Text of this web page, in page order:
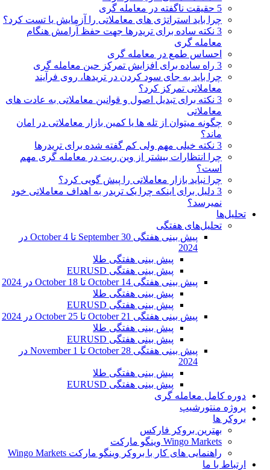
5 حقیقت ناگفته در معامله گری
چرا باید استراتژی های معاملاتی را آزمایش یا تست کرد؟
3 نکته ساده برای تریدرها جهت حفظ آرامش هنگام
معامله گری
احساس طمع در معامله گری
3 راه ساده برای افزایش تمرکز حین معامله گری
چرا باید به جای سود کردن در تریدها، روی فرآیند
معاملاتی تمرکز کرد؟
3 نکته برای تبدیل اصول و قوانین معاملاتی به عادت های
معاملاتی
چگونه میتوان از تله ها یا کمین بازار معاملاتی در امان
ماند؟
3 نکته خیلی مهم ولی کم گفته شده برای تریدرها
چرا انتظارات بیشتر از وین ریت در معامله گری مهم
است؟
چرا نباید بازار معاملاتی را پیش گویی کرد؟
3 دلیل برای اینکه چرا یک تریدر به اهداف معاملاتی خود
نمیرسد؟
تحلیل‌ها
تحلیل‌های هفتگی
پیش بینی هفتگی 30 September تا 4 October در
2024
پیش بینی هفتگی طلا
پیش بینی هفتگی EURUSD
پیش بینی هفتگی 14 October تا 18 October در 2024
پیش بینی هفتگی طلا
پیش بینی هفتگی EURUSD
پیش بینی هفتگی 21 October تا 25 October در 2024
پیش بینی هفتگی طلا
پیش بینی هفتگی EURUSD
پیش بینی هفتگی 28 October تا 1 November در
2024
پیش بینی هفتگی طلا
پیش بینی هفتگی EURUSD
دوره کامل معامله گری
پروژه منتورشیپ
بروکر ها
بهترین بروکر فارکس
Wingo Markets وینگو مارکت
راهنمایی های کار با بروکر وینگو مارکت ‌Wingo Markets
ارتباط با ما